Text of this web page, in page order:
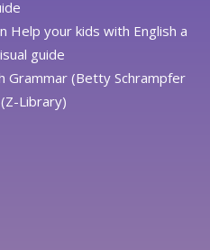
Help your kids with English a
guide
Grammar (Betty Schrampfer
Library)